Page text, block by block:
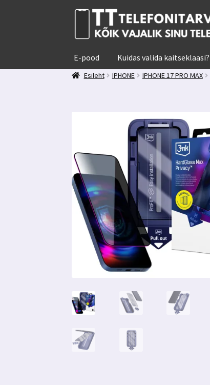
Liigu
navigeerimisele
Liigu
juurde
E-pood Kuidas valida kaitseklaasi?
Esileht
IPHONE IPHONE 17 PRO MAX